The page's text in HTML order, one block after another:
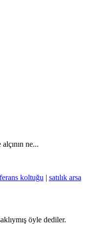
ne...
koltuğu | satılık arsa
öyle dediler.